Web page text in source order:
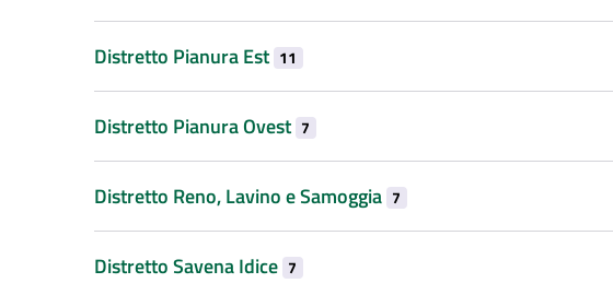
Distretto Pianura Est 11
Distretto Pianura Ovest 7
Distretto Reno, Lavino e Samoggia 7
Distretto Savena Idice 7